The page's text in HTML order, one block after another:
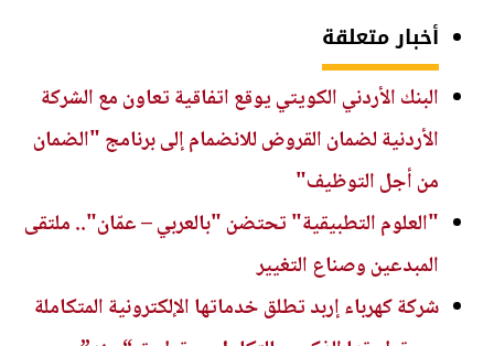
أخبار متعلقة
البنك الأردني الكويتي يوقع اتفاقية تعاون مع الشركة
الأردنية لضمان القروض للانضمام إلى برنامج "الضمان
من أجل التوظيف"
"العلوم التطبيقية" تحتضن "بالعربي – عمّان".. ملتقى
المبدعين وصناع التغيير
شركة كهرباء إربد تطلق خدماتها الإلكترونية المتكاملة